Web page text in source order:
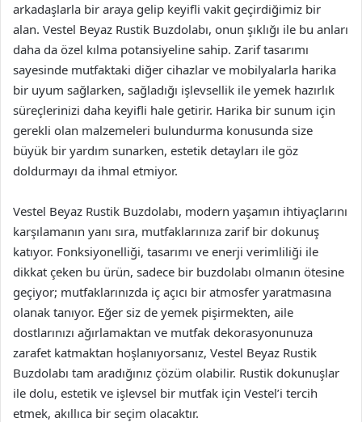
arkadaşlarla bir araya gelip keyifli vakit geçirdiğimiz bir
alan. Vestel Beyaz Rustik Buzdolabı, onun şıklığı ile bu anları
daha da özel kılma potansiyeline sahip. Zarif tasarımı
sayesinde mutfaktaki diğer cihazlar ve mobilyalarla harika
bir uyum sağlarken, sağladığı işlevsellik ile yemek hazırlık
süreçlerinizi daha keyifli hale getirir. Harika bir sunum için
gerekli olan malzemeleri bulundurma konusunda size
büyük bir yardım sunarken, estetik detayları ile göz
doldurmayı da ihmal etmiyor.
Vestel Beyaz Rustik Buzdolabı, modern yaşamın ihtiyaçlarını
karşılamanın yanı sıra, mutfaklarınıza zarif bir dokunuş
katıyor. Fonksiyonelliği, tasarımı ve enerji verimliliği ile
dikkat çeken bu ürün, sadece bir buzdolabı olmanın ötesine
geçiyor; mutfaklarınızda iç açıcı bir atmosfer yaratmasına
olanak tanıyor. Eğer siz de yemek pişirmekten, aile
dostlarınızı ağırlamaktan ve mutfak dekorasyonunuza
zarafet katmaktan hoşlanıyorsanız, Vestel Beyaz Rustik
Buzdolabı tam aradığınız çözüm olabilir. Rustik dokunuşlar
ile dolu, estetik ve işlevsel bir mutfak için Vestel’i tercih
etmek, akıllıca bir seçim olacaktır.